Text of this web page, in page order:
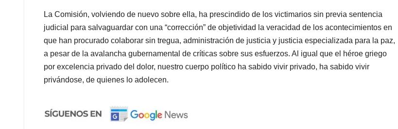
La Comisión, volviendo de nuevo sobre ella, ha prescindido de los victimarios sin previa sentencia
judicial para salvaguardar con una “corrección” de objetividad la veracidad de los acontecimientos en
que han procurado colaborar sin tregua, administración de justicia y justicia especializada para la paz,
a pesar de la avalancha gubernamental de críticas sobre sus esfuerzos. Al igual que el héroe griego
por excelencia privado del dolor, nuestro cuerpo político ha sabido vivir privado, ha sabido vivir
privándose, de quienes lo adolecen.